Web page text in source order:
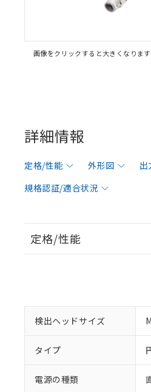
画像をクリックすると大きくなります
詳細情報
定格/性能 外形図 出
規格認証/適合状況
定格/性能
検出ヘッドサイズ
タイプ
電源の種類